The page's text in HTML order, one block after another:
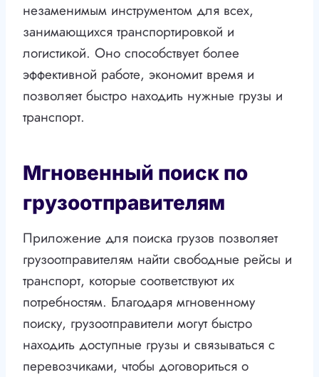
незаменимым инструментом для всех,
занимающихся транспортировкой и
логистикой. Оно способствует более
эффективной работе, экономит время и
позволяет быстро находить нужные грузы и
транспорт.
Мгновенный поиск по
грузоотправителям
Приложение для поиска грузов позволяет
грузоотправителям найти свободные рейсы и
транспорт, которые соответствуют их
потребностям. Благодаря мгновенному
поиску, грузоотправители могут быстро
находить доступные грузы и связываться с
перевозчиками, чтобы договориться о